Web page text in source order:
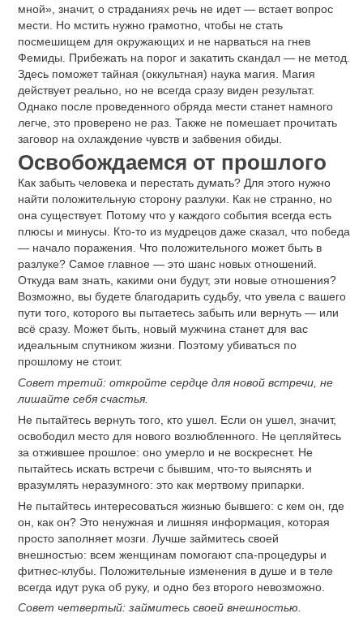
мной», значит, о страданиях речь не идет — встает вопрос
мести. Но мстить нужно грамотно, чтобы не стать
посмешищем для окружающих и не нарваться на гнев
Фемиды. Прибежать на порог и закатить скандал — не метод.
Здесь поможет тайная (оккультная) наука магия. Магия
действует реально, но не всегда сразу виден результат.
Однако после проведенного обряда мести станет намного
легче, это проверено не раз. Также не помешает прочитать
заговор на охлаждение чувств и забвения обиды.
Освобождаемся от прошлого
Как забыть человека и перестать думать? Для этого нужно
найти положительную сторону разлуки. Как не странно, но
она существует. Потому что у каждого события всегда есть
плюсы и минусы. Кто-то из мудрецов даже сказал, что победа
— начало поражения. Что положительного может быть в
разлуке? Самое главное — это шанс новых отношений.
Откуда вам знать, какими они будут, эти новые отношения?
Возможно, вы будете благодарить судьбу, что увела с вашего
пути того, которого вы пытаетесь забыть или вернуть — или
всё сразу. Может быть, новый мужчина станет для вас
идеальным спутником жизни. Поэтому убиваться по
прошлому не стоит.
Совет третий: откройте сердце для новой встречи, не
лишайте себя счастья.
Не пытайтесь вернуть того, кто ушел. Если он ушел, значит,
освободил место для нового возлюбленного. Не цепляйтесь
за отжившее прошлое: оно умерло и не воскреснет. Не
пытайтесь искать встречи с бывшим, что-то выяснять и
вразумлять неразумного: это как мертвому припарки.
Не пытайтесь интересоваться жизнью бывшего: с кем он, где
он, как он? Это ненужная и лишняя информация, которая
просто заполняет мозги. Лучше займитесь своей
внешностью: всем женщинам помогают спа-процедуры и
фитнес-клубы. Положительные изменения в душе и в теле
всегда идут рука об руку, и одно без второго невозможно.
Совет четвертый: займитесь своей внешностью.